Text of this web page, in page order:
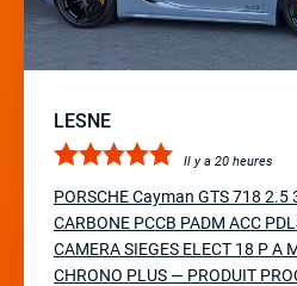
LESNE
Il y a 20 heures
PORSCHE Cayman GTS 718 2.5
CARBONE PCCB PADM ACC
CAMERA SIEGES ELECT 18 P A
CHRONO PLUS — PRODUIT